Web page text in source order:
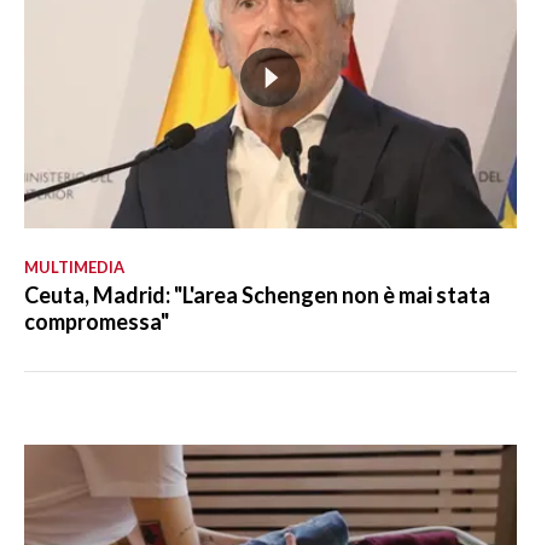
MULTIMEDIA
Ceuta, Madrid: "L'area Schengen non è mai stata
compromessa"